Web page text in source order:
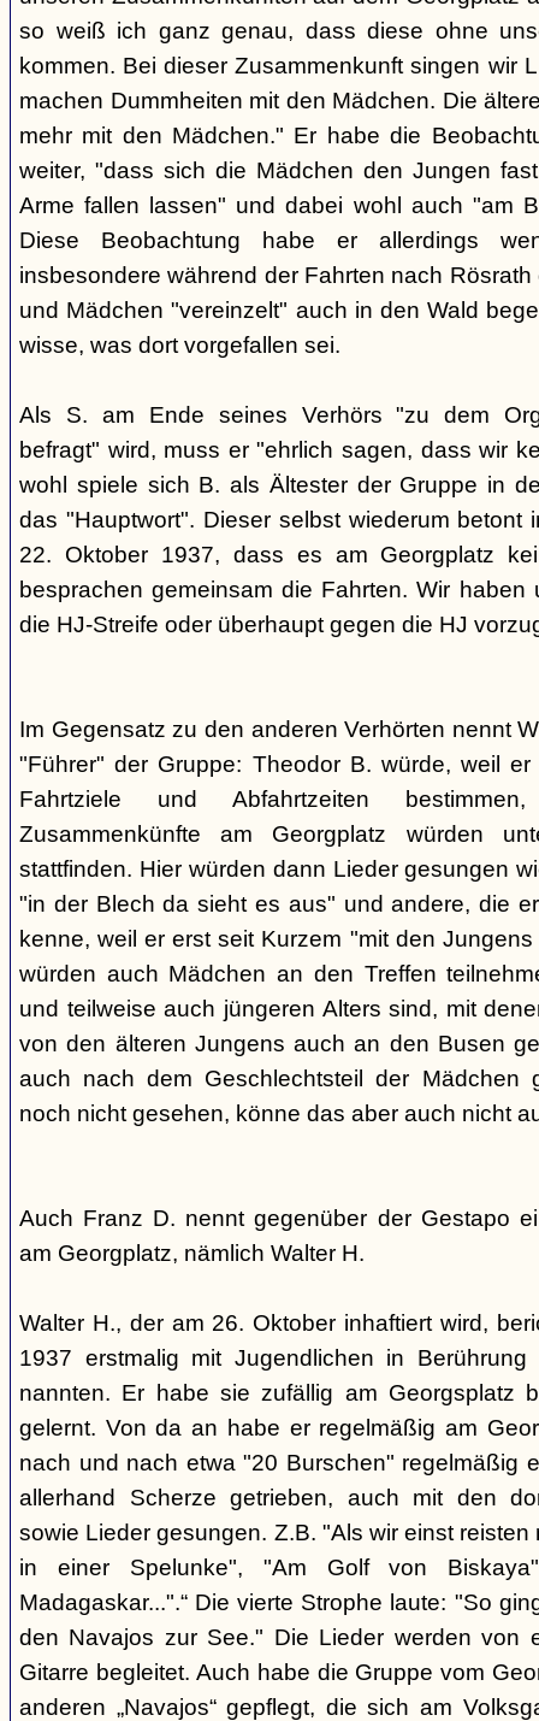
so weiß ich ganz genau, dass diese ohne
kommen. Bei dieser Zusammenkunft singen wir
machen Dummheiten mit den Mädchen. Die
mehr mit den Mädchen." Er habe die
weiter, "dass sich die Mädchen den Jungen
Arme fallen lassen" und dabei wohl auch "am
Diese Beobachtung habe er allerdings
insbesondere während der Fahrten nach
und Mädchen "vereinzelt" auch in den Wald
wisse, was dort vorgefallen sei.
Als S. am Ende seines Verhörs "zu dem
befragt" wird, muss er "ehrlich sagen, dass wir
wohl spiele sich B. als Ältester der Gruppe in
das "Hauptwort". Dieser selbst wiederum betont
22. Oktober 1937, dass es am Georgplatz
besprachen gemeinsam die Fahrten. Wir
die HJ-Streife oder überhaupt gegen die HJ
Im Gegensatz zu den anderen Verhörten nennt
"Führer" der Gruppe: Theodor B. würde, weil
Fahrtziele und Abfahrtzeiten
Zusammenkünfte am Georgplatz würden
stattfinden. Hier würden dann Lieder gesungen
"in der Blech da sieht es aus" und andere, die
kenne, weil er erst seit Kurzem "mit den
würden auch Mädchen an den Treffen
und teilweise auch jüngeren Alters sind, mit
von den älteren Jungens auch an den Busen
auch nach dem Geschlechtsteil der Mädchen
noch nicht gesehen, könne das aber auch nicht
Auch Franz D. nennt gegenüber der Gestapo
am Georgplatz, nämlich Walter H.
Walter H., der am 26. Oktober inhaftiert wird,
1937 erstmalig mit Jugendlichen in
nannten. Er habe sie zufällig am Georgsplatz
gelernt. Von da an habe er regelmäßig am
nach und nach etwa "20 Burschen" regelmäßig
allerhand Scherze getrieben, auch mit den
sowie Lieder gesungen. Z.B. "Als wir einst
in einer Spelunke", "Am Golf von
Madagaskar...".“ Die vierte Strophe laute: "So
den Navajos zur See." Die Lieder werden von
Gitarre begleitet. Auch habe die Gruppe vom
anderen „Navajos“ gepflegt, die sich am